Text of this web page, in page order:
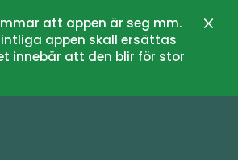
att appen är seg mm.
appen skall ersättas
innebär att den blir för stor